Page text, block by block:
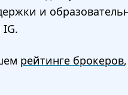
и
рейтинге брокеров